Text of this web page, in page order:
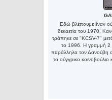
Εδώ βλέπουμε έναν
δεκαετία του 1970.
τράπηκε σε "KCSV-7"
το 1996. Η γραμμή 2
παράλληλα τον Δανούβη
το ούγγρικο